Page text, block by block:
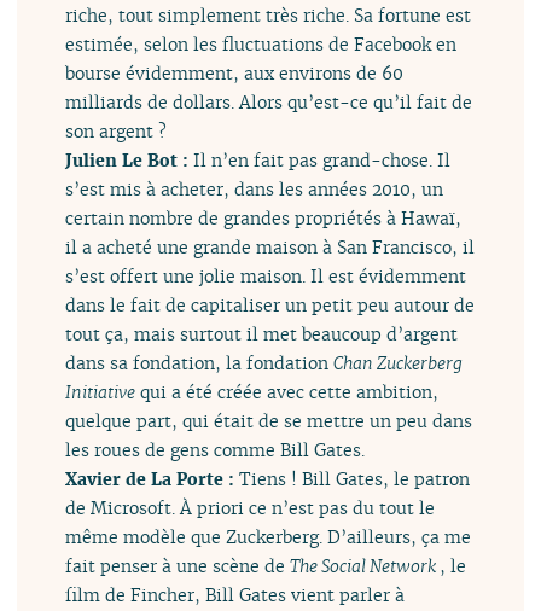
riche, tout simplement très riche. Sa fortune est
estimée, selon les fluctuations de Facebook en
bourse évidemment, aux environs de 60
milliards de dollars. Alors qu’est-ce qu’il fait de
son argent ?
Julien Le Bot :Il n’en fait pas grand-chose. Il
s’est mis à acheter, dans les années 2010, un
certain nombre de grandes propriétés à Hawaï,
il a acheté une grande maison à San Francisco, il
s’est offert une jolie maison. Il est évidemment
dans le fait de capitaliser un petit peu autour de
tout ça, mais surtout il met beaucoup d’argent
dans sa fondation, la fondationChan Zuckerberg
Initiative qui a été créée avec cette ambition,
quelque part, qui était de se mettre un peu dans
les roues de gens comme Bill Gates.
Xavier de La Porte :Tiens ! Bill Gates, le patron
de Microsoft. À priori ce n’est pas du tout le
même modèle que Zuckerberg. D’ailleurs, ça me
fait penser à une scène deThe Social Network , le
film de Fincher, Bill Gates vient parler à